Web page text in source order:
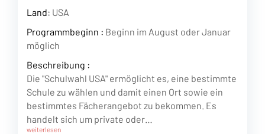
Land: USA
Programmbeginn : Beginn im August oder Januar
möglich
Beschreibung :
Die "Schulwahl USA" ermöglicht es, eine bestimmte
Schule zu wählen und damit einen Ort sowie ein
bestimmtes Fächerangebot zu bekommen. Es
handelt sich um private oder…
weiterlesen